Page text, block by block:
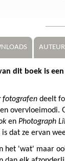
AUTEUR
dit boek is
fotografen deelt
en Photograph
dat ze ervan
het 'wat' maar